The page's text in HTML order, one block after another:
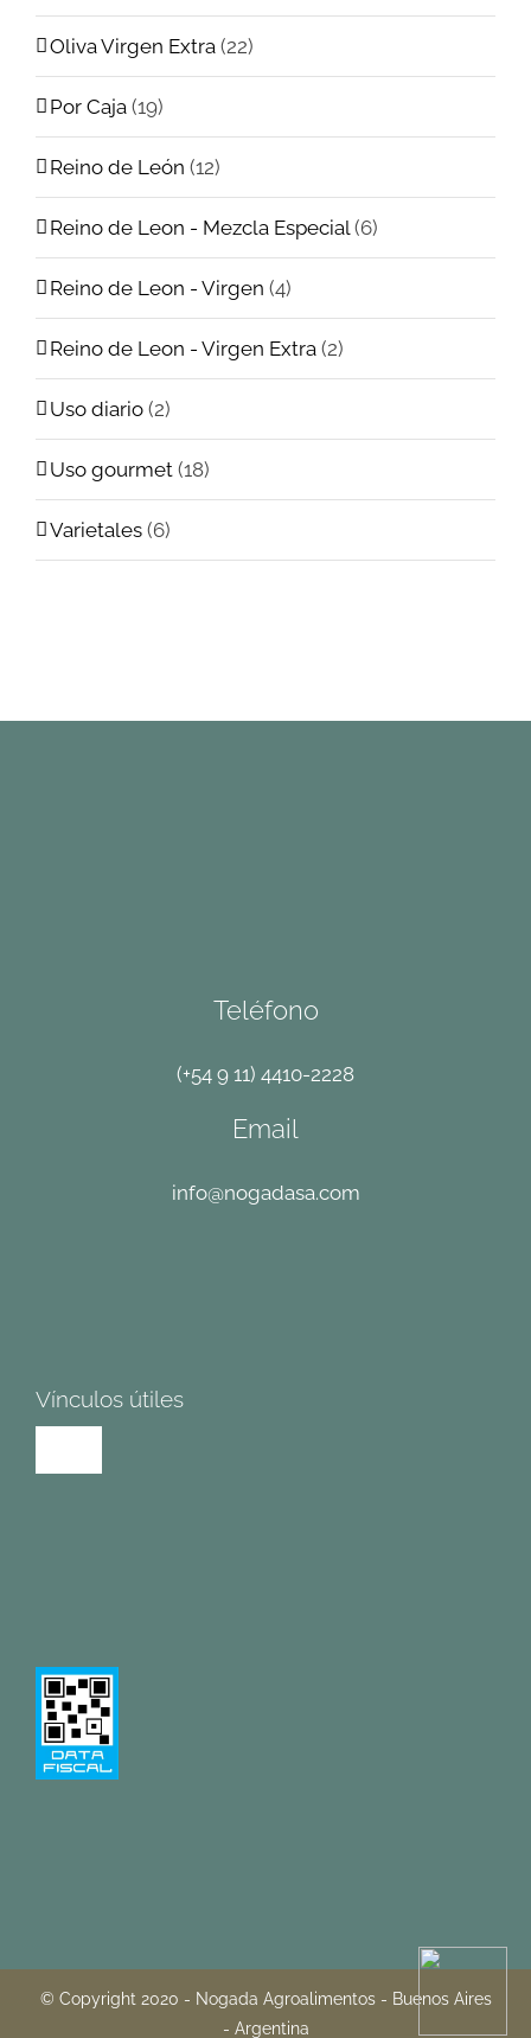
Oliva Virgen Extra (22)
Por Caja (19)
Reino de León (12)
Reino de Leon - Mezcla Especial (6)
Reino de Leon - Virgen (4)
Reino de Leon - Virgen Extra (2)
Uso diario (2)
Uso gourmet (18)
Varietales (6)
Teléfono
(+54 9 11) 4410-2228
Email
info@nogadasa.com
Vínculos útiles
Política de privacidad
Pregunas frecuentes
© Copyright 2020 - Nogada Agroalimentos - Buenos Aires
- Argentina